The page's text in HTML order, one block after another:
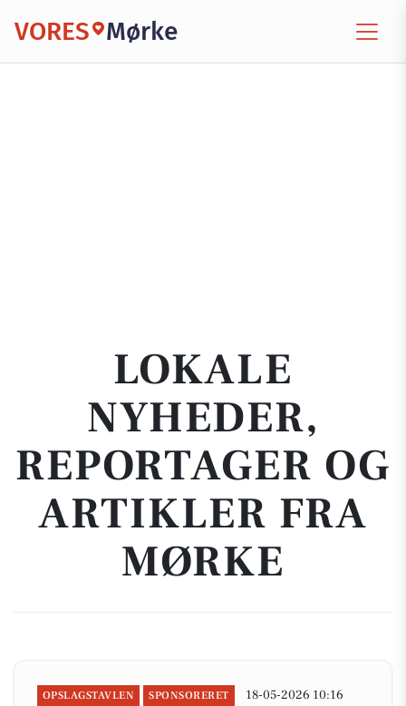
VORES Mørke
LOKALE
NYHEDER,
REPORTAGER OG
ARTIKLER FRA
MØRKE
OPSLAGSTAVLEN SPONSORERET 18-05-2026 10:16